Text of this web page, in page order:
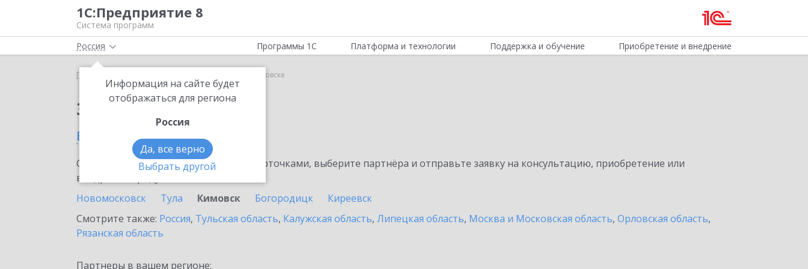
1С:Предприятие 8
Система программ
Россия
Информация на сайте будет
отображаться для региона
Россия
Да, все верно
Выбрать другой
Программы 1С Платформа и технологии Поддержка и обучение Приобретение и внедрение
Главная Bidzaar в Кимовске
Заказать Bidzaar
в Кимовске
Ознакомьтесь с информационными карточками, выберите партнёра и отправьте заявку на консультацию, приобретение или
внедрение продукта.
Новомосковск
Тула Кимовск Богородицк
Киреевск
Смотрите также: Россия, Тульская область, Калужская область, Липецкая область, Москва и Московская область, Орловская область,
Рязанская область
Партнеры в вашем регионе: